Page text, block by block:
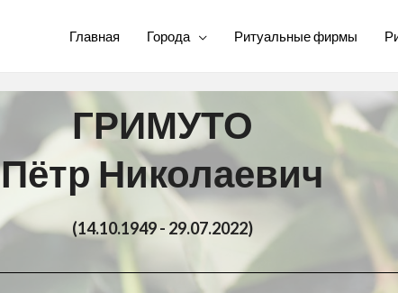
Главная Города Ритуальные фирмы
ГРИМУТО
Пётр Николаевич
(14.10.1949 - 29.07.2022)